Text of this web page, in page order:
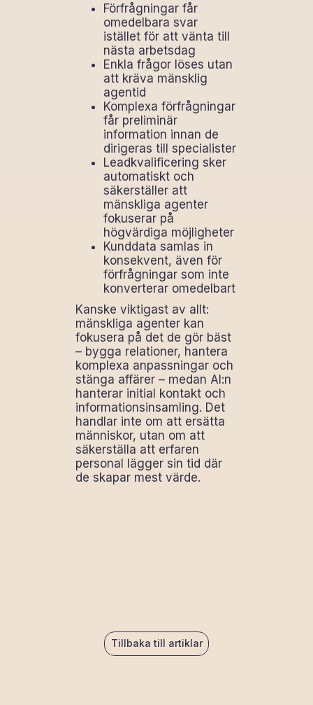
Förfrågningar får
omedelbara svar
istället för att vänta till
nästa arbetsdag
Enkla frågor löses utan
att kräva mänsklig
agentid
Komplexa förfrågningar
får preliminär
information innan de
dirigeras till specialister
Leadkvalificering sker
automatiskt och
säkerställer att
mänskliga agenter
fokuserar på
högvärdiga möjligheter
Kunddata samlas in
konsekvent, även för
förfrågningar som inte
konverterar omedelbart
Kanske viktigast av allt:
mänskliga agenter kan
fokusera på det de gör bäst
– bygga relationer, hantera
komplexa anpassningar och
stänga affärer – medan AI:n
hanterar initial kontakt och
informationsinsamling. Det
handlar inte om att ersätta
människor, utan om att
säkerställa att erfaren
personal lägger sin tid där
de skapar mest värde.
Tillbaka till artiklar